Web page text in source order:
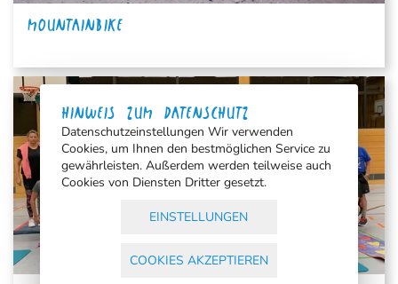
MOUNTAINBIKE
HINWEIS ZUM DATENSCHUTZ
Datenschutzeinstellungen Wir verwenden
Cookies, um Ihnen den bestmöglichen Service zu
gewährleisten. Außerdem werden teilweise auch
Cookies von Diensten Dritter gesetzt.
EINSTELLUNGEN
COOKIES AKZEPTIEREN